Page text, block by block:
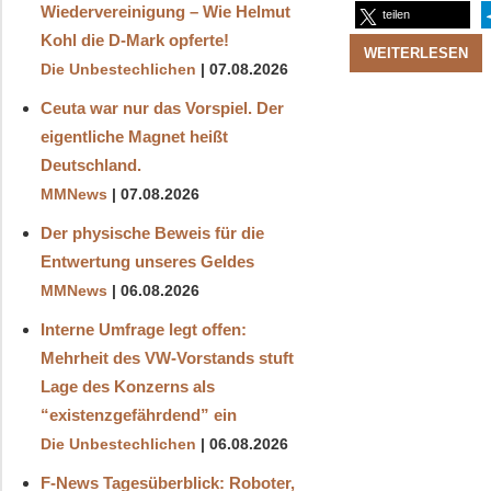
teilen
WEITERLESEN
Wiedervereinigung – Wie Helmut
Kohl die D‑Mark opferte!
Die Unbestechlichen 07.08.2026
Ceuta war nur das Vorspiel. Der
eigentliche Magnet heißt
Deutschland.
MMNews 07.08.2026
Der physische Beweis für die
Entwertung unseres Geldes
MMNews 06.08.2026
Interne Umfrage legt offen:
Mehrheit des VW-Vorstands stuft
Lage des Konzerns als
“existenzgefährdend” ein
Die Unbestechlichen 06.08.2026
F-News Tagesüberblick: Roboter,